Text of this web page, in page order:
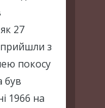
27
прийшли з
покосу
був
1966 на